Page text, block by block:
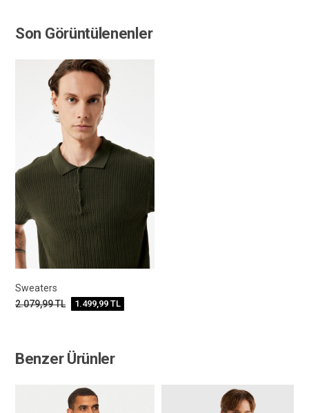
Son Görüntülenenler
Sweaters
2.079,99TL 1.499,99 TL
Benzer Ürünler